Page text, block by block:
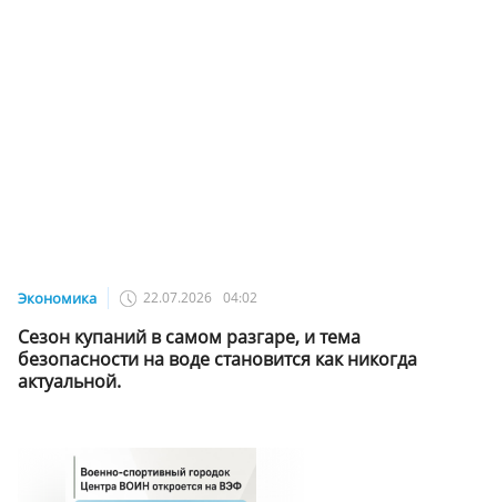
Экономика 22.07.2026 04:02
Сезон купаний в самом разгаре, и тема
безопасности на воде становится как никогда
актуальной.